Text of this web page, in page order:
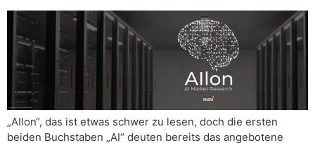
„AIlon“, das ist etwas schwer zu lesen, doch die ersten
beiden Buchstaben „AI“ deuten bereits das angebotene